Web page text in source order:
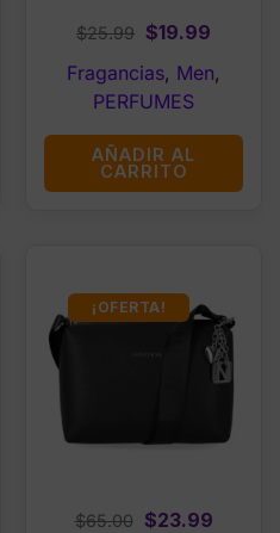
$25.99 Original
was:
$25.99.
$19.99
is:
Fragancias, Men,
PERFUMES
AÑADIR AL
CARRITO
¡OFERTA!
$65.00
Original
$23.99